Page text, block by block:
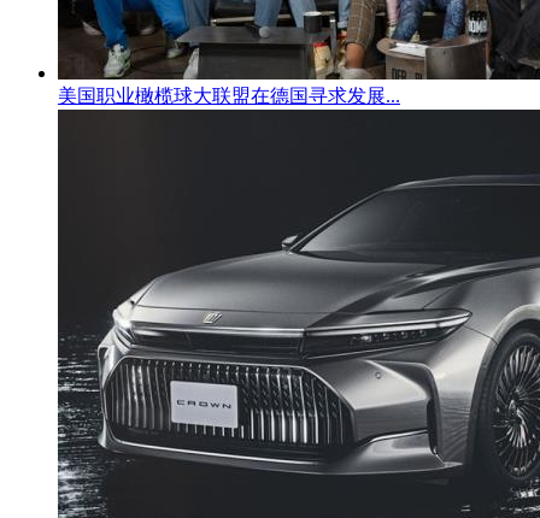
美国职业橄榄球大联盟在德国寻求发展...